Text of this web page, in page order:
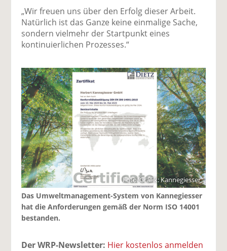
„Wir freuen uns über den Erfolg dieser Arbeit.
Natürlich ist das Ganze keine einmalige Sache,
sondern vielmehr der Startpunkt eines
kontinuierlichen Prozesses.“
Foto/Grafik: Kannegiesser
Das Umweltmanagement-System von Kannegiesser
hat die Anforderungen gemäß der Norm ISO 14001
bestanden.
Der WRP-Newsletter: Hier kostenlos anmelden